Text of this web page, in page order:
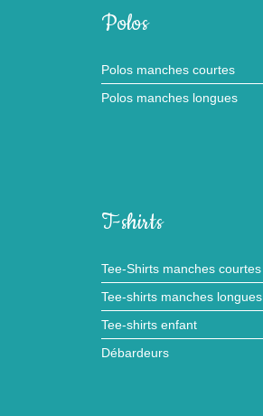
Polos
Polos manches courtes
Polos manches longues
T-shirts
Tee-Shirts manches courtes
Tee-shirts manches longues
Tee-shirts enfant
Débardeurs